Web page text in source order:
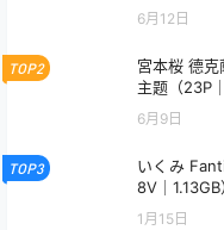
6月12日
TOP2
宮本桜 德
主题（23P
6月9日
TOP3
いくみ
8V｜1.13GB
1月15日